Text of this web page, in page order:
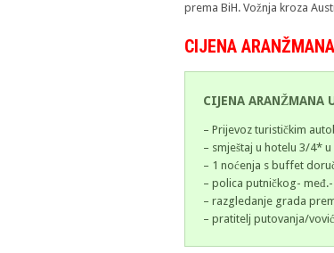
prema BiH. Vožnja kroza
CIJENA
CIJENA ARANŽMANA
– Prijevoz turističkim
– smještaj u hotelu 3/4* u
– 1 noćenja s buffet
– polica putničkog-
– razgledanje grada
– pratitelj putovanja/